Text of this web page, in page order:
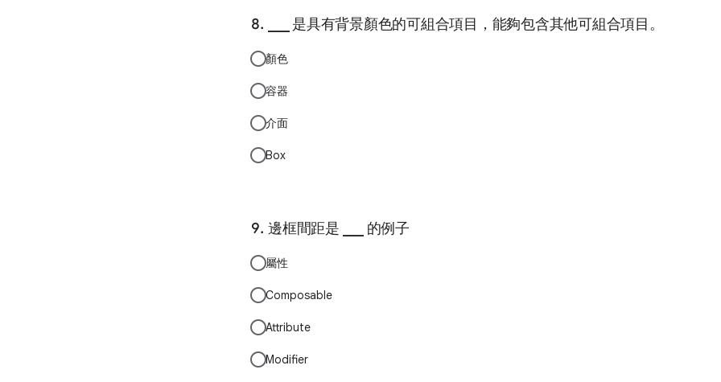
___ 是具有背景顏色的可組合項目，能夠包含其他可組合項目。
顏色
容器
介面
Box
邊框間距是 ___ 的例子
屬性
Composable
Attribute
Modifier